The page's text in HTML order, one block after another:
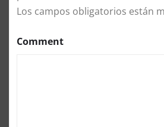
Los campos obligatorios están
Comment